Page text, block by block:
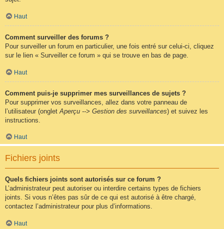
Haut
Comment surveiller des forums ?
Pour surveiller un forum en particulier, une fois entré sur celui-ci, cliquez
sur le lien « Surveiller ce forum » qui se trouve en bas de page.
Haut
Comment puis-je supprimer mes surveillances de sujets ?
Pour supprimer vos surveillances, allez dans votre panneau de
l’utilisateur (onglet Aperçu --> Gestion des surveillances) et suivez les
instructions.
Haut
Fichiers joints
Quels fichiers joints sont autorisés sur ce forum ?
L’administrateur peut autoriser ou interdire certains types de fichiers
joints. Si vous n’êtes pas sûr de ce qui est autorisé à être chargé,
contactez l’administrateur pour plus d’informations.
Haut